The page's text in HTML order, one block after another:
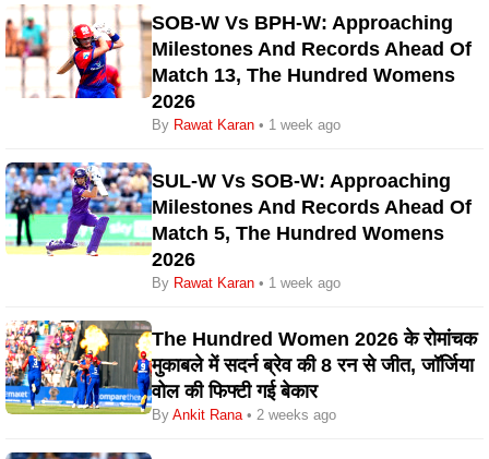
SOB-W Vs BPH-W: Approaching
Milestones And Records Ahead Of
Match 13, The Hundred Womens
2026
By Rawat Karan • 1 week ago
SUL-W Vs SOB-W: Approaching
Milestones And Records Ahead Of
Match 5, The Hundred Womens
2026
By Rawat Karan • 1 week ago
The Hundred Women 2026 के रोमांचक
मुकाबले में सदर्न ब्रेव की 8 रन से जीत, जॉर्जिया
वोल की फिफ्टी गई बेकार
By Ankit Rana• 2 weeks ago